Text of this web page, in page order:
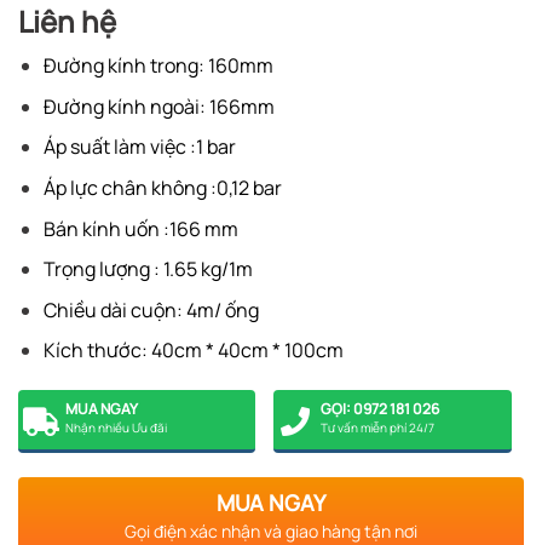
Liên hệ
Đường kính trong: 160mm
Đường kính ngoài: 166mm
Áp suất làm việc :1 bar
Áp lực chân không :0,12 bar
Bán kính uốn :166 mm
Trọng lượng : 1.65 kg/1m
Chiều dài cuộn: 4m/ ống
Kích thước: 40cm * 40cm * 100cm
MUA NGAY
Nhận nhiều Ưu đãi
GỌI: 0972 181 026
Tư vấn miễn phí 24/7
MUA NGAY
Gọi điện xác nhận và giao hàng tận nơi